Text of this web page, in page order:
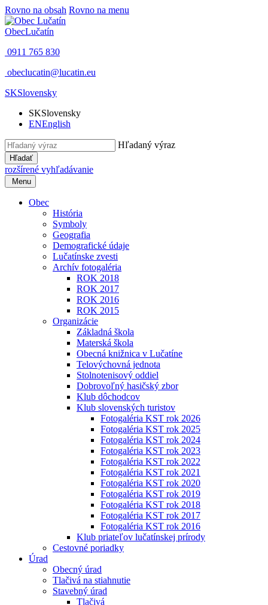
Rovno na obsah Rovno na menu
ObecLučatín
0911 765 830
obeclucatin@lucatin.eu
SKSlovensky
SKSlovensky
ENEnglish
Hľadaný výraz
Hľadať
rozšírené vyhľadávanie
Menu
Obec
História
Symboly
Geografia
Demografické údaje
Lučatínske zvesti
Archív fotogaléria
ROK 2018
ROK 2017
ROK 2016
ROK 2015
Organizácie
Základná škola
Materská škola
Obecná knižnica v Lučatíne
Telovýchovná jednota
Stolnotenisový oddiel
Dobrovoľný hasičský zbor
Klub dôchodcov
Klub slovenských turistov
Fotogaléria KST rok 2026
Fotogaléria KST rok 2025
Fotogaléria KST rok 2024
Fotogaléria KST rok 2023
Fotogaléria KST rok 2022
Fotogaléria KST rok 2021
Fotogaléria KST rok 2020
Fotogaléria KST rok 2019
Fotogaléria KST rok 2018
Fotogaléria KST rok 2017
Fotogaléria KST rok 2016
Klub priateľov lučatínskej prírody
Cestovné poriadky
Úrad
Obecný úrad
Tlačivá na stiahnutie
Stavebný úrad
Tlačivá